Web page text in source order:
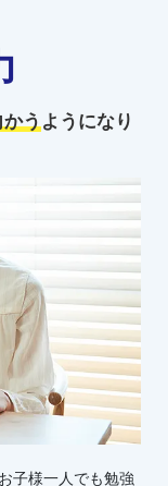
かうようになり
子様一人でも勉強